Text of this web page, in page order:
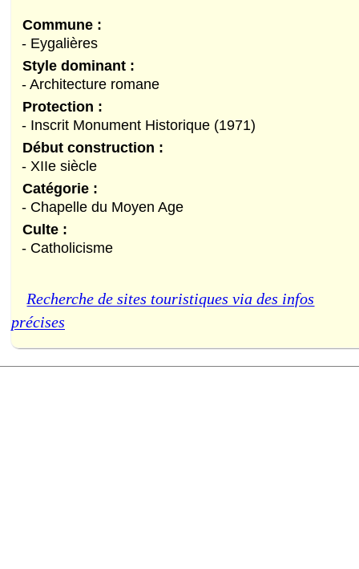
Commune :
- Eygalières
Style dominant :
- Architecture romane
Protection :
- Inscrit Monument Historique (1971)
Début construction :
- XIIe siècle
Catégorie :
- Chapelle du Moyen Age
Culte :
- Catholicisme
Recherche de sites touristiques via des infos
précises